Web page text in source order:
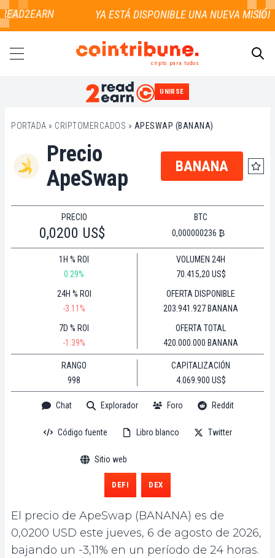
cripto para todos
UNIRSE
PORTADA » CRIPTOMERCADOS » APESWAP (BANANA)
Precio
ApeSwap
BANANA
PRECIO
0,0200 US$
BTC
0,000000236 ₿
1H % ROI
0.29%
24H % ROI
-3.11%
7D % ROI
-1.39%
VOLUMEN 24H
70.415,20 US$
OFERTA DISPONIBLE
203.941.927 BANANA
OFERTA TOTAL
420.000.000 BANANA
RANGO
998
CAPITALIZACIÓN
4.069.900 US$
Chat Explorador Foro Reddit
Código fuente Libro blanco Twitter
Sitio web
DEFI DEX
El precio de ApeSwap (BANANA) es de
0,0200 USD este jueves, 6 de agosto de 2026,
bajando un -3,11% en un período de 24 horas.